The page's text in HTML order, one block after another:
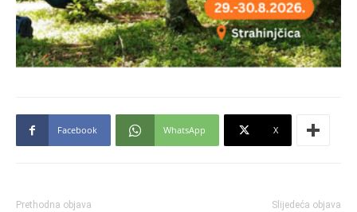
Facebook WhatsApp X
Prethodna objava Slijedeća objava